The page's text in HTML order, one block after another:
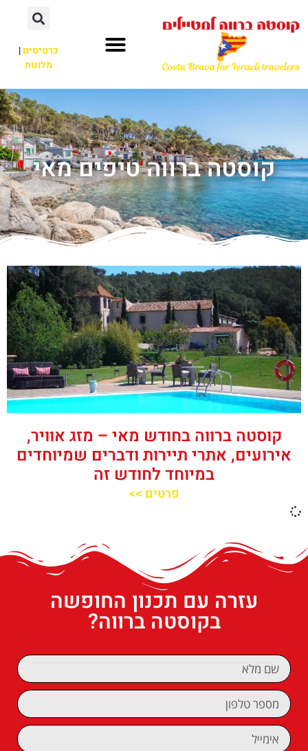
כרטיסים|
מלונות
קוסטה ברווה טיפים מאי
קוסטה ברווה בחודש מאי – מזג אוויר,
אירועים, אתרי תיירות ודברים שמיוחדים
במיוחד לחודש זה
פרטים >>
עזרה עם תכנון החופשה
בקוסטה ברווה?